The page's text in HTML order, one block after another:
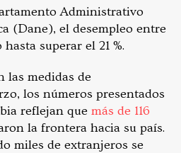
Administrativo
(Dane), el desempleo entre
superar el 21 %.
las medidas de
los números presentados
reflejan que más de 116
la frontera hacia su país.
miles de extranjeros se